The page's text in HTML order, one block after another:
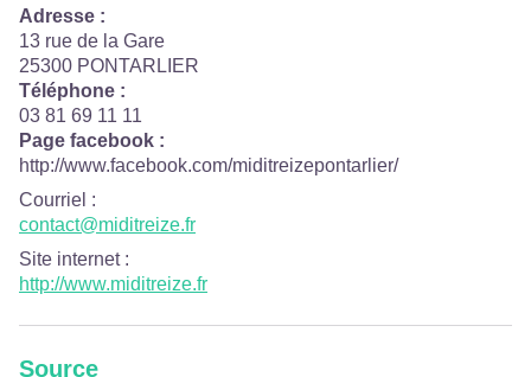
Adresse :
13 rue de la Gare
25300 PONTARLIER
Téléphone :
03 81 69 11 11
Page facebook :
http://www.facebook.com/miditreizepontarlier/
Courriel :
contact@miditreize.fr
Site internet:
http://www.miditreize.fr
Source